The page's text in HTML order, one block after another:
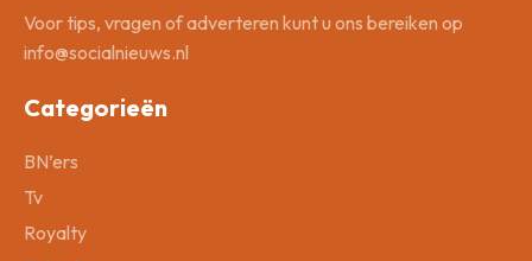
Voor tips, vragen of adverteren kunt u ons bereiken op
info@socialnieuws.nl
Categorieën
BN’ers
Tv
Royalty